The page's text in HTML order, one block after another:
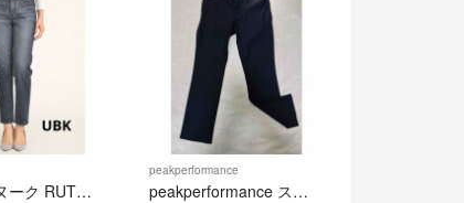
YANUKヤヌーク RUTH スリムテーパード 22
peakperformance
peakperformance スラックス レディース 3XDRY S 黒